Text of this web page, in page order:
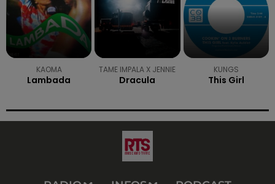
KAOMA
Lambada
TAME IMPALA X JENNIE
Dracula
KUNGS
This Girl